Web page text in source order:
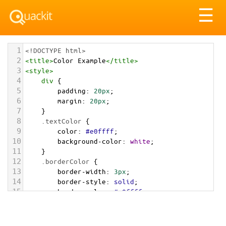
☰
1 <!DOCTYPE html>
2 <title>Color Example</title>
3 <style>
4 div {
5 padding: 20px;
6 margin: 20px;
7 }
8 .textColor {
9 color: #e0ffff;
10 background-color: white;
11 }
12 .borderColor {
13 border-width: 3px;
14 border-style: solid;
15 border-color: #e0ffff;